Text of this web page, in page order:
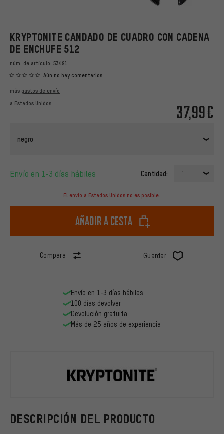
KRYPTONITE CANDADO DE CUADRO CON CADENA
DE ENCHUFE 512
núm. de artículo: 53491
Aún no hay comentarios
37,99€
más gastos de envío
a Estados Unidos
negro
Envío en 1-3 días hábiles Cantidad: 1
El envío a Estados Unidos no es posible.
Añadir a cesta
Compara Guardar
DESCRIPCIÓN DEL PRODUCTO
Envío en 1-3 días hábiles
100 días devolver
Devolución gratuita
Más de 25 años de experiencia